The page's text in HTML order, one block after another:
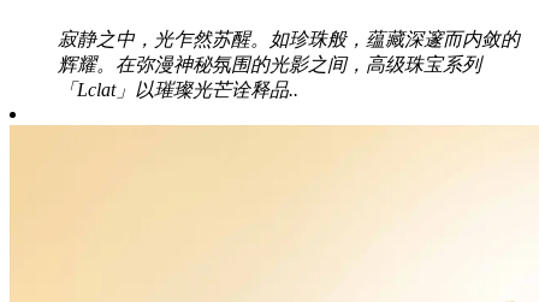
寂静之中，光乍然苏醒。如珍珠般，蕴藏深邃而内敛的
辉耀。在弥漫神秘氛围的光影之间，高级珠宝系列
「Lclat」以璀璨光芒诠释品..